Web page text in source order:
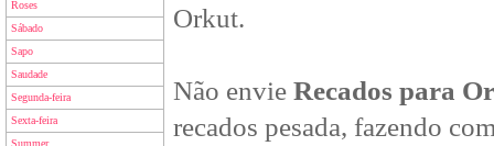
Roses
Sábado
Sapo
Saudade
Segunda-feira
Sexta-feira
Summer
Orkut.
Não envie Recados para
recados pesada, fazendo